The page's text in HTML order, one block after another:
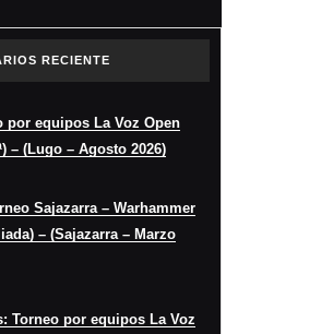
RECIENTE
por equipos La Voz Open
– (Lugo – Agosto 2026)
Sajazarra – Warhammer
– (Sajazarra – Marzo
Torneo por equipos La Voz